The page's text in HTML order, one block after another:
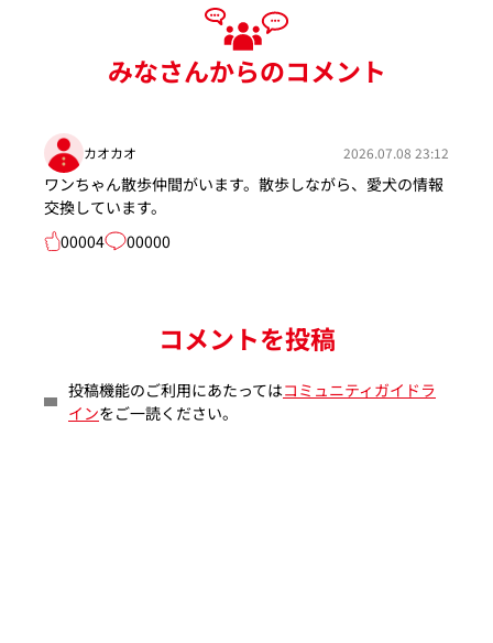
みなさんからのコメント
カオカオ 2026.07.08 23:12
ワンちゃん散歩仲間がいます。散歩しながら、愛犬の情報
交換しています。
00004
00000
コメントを投稿
投稿機能のご利用にあたってはコミュニティガイドラ
インをご一読ください。